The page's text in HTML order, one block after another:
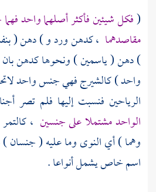
(فكل شيئين فأكثر أصلهما واحد
مقاصدهما ، كدهن ورد و ) دهن (
) دهن ( ياسمين ) ونحوها كدهن
واحد ) كالشيرج فهي جنس واحد
الرياحين فنسبت إليها فلم تصر
الواحد مشتملا على جنسين ،
وهما ) أي النوى وما عليه ( جنسان )
اسم خاص يشمل أنواعا .